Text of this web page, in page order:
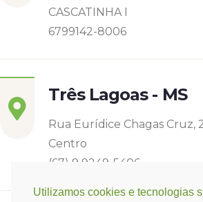
Utilizamos cookies e tecnologias
CASCATINHA I
6799142-8006
Três Lagoas - MS
Rua Eurídice Chagas Cruz,
Centro
(67) 9 9249-5406